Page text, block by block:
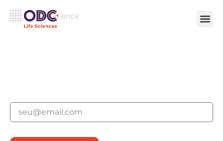
Início »Audience
NOTÍCIAS, TENDÊNCIAS E